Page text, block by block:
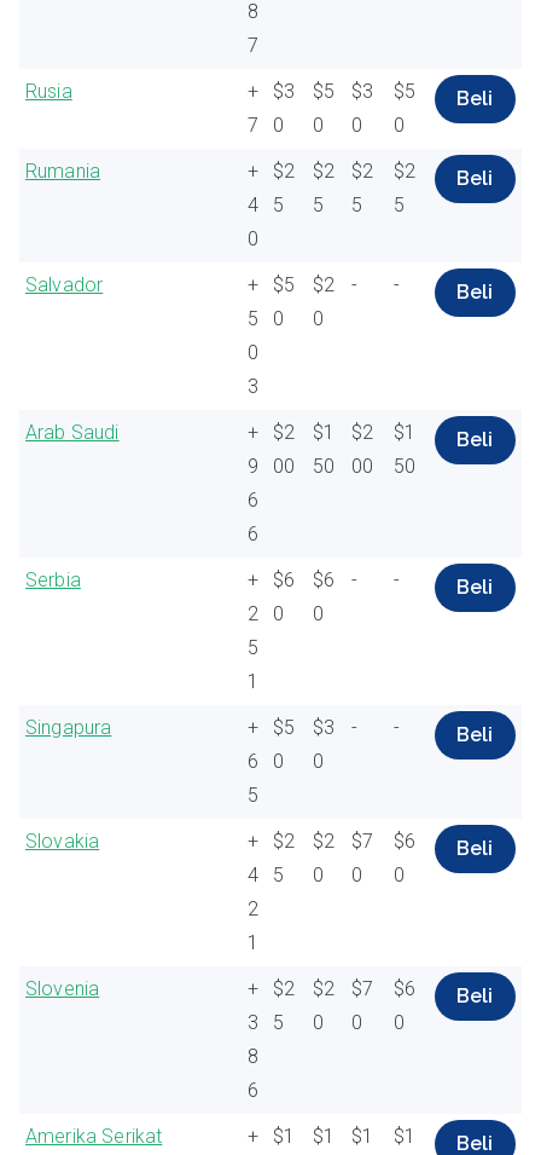
8
7
Rusia
+
7
$3
0
$5
0
$3
0
$5
0
Beli
Rumania
+
4
0
$2
5
$2
5
$2
5
$2
5
Beli
Salvador
+
5
0
3
$5
0
$2
0
- - Beli
Arab Saudi
+
9
6
6
$2
00
$1
50
$2
00
$1
50
Beli
Serbia
+
2
5
1
$6
0
$6
0
- - Beli
Singapura
+
6
5
$5
0
$3
0
- - Beli
Slovakia
+
4
2
1
$2
5
$2
0
$7
0
$6
0
Beli
Slovenia
+
3
8
6
$2
5
$2
0
$7
0
$6
0
Beli
Amerika Serikat + $1 $1 $1 $1 Beli